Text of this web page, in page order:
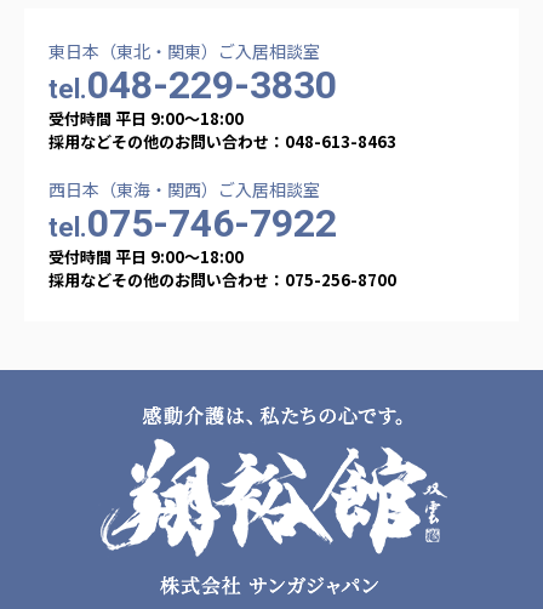
Angkor-Japan Friendship International
Hospital
クヴィアン小学校・カンボジア日本友好共生クヴ
ィアン中学校
NGO共生の家
G-COM JOINT STOCK COMPANY
海外子会社・合弁会社
広州谷豊園
東日本（東北・関東）ご入居相談室
tel.048-229-3830
受付時間 平日 9:00〜18:00
採用などその他のお問い合わせ：048-613-8463
西日本（東海・関西）ご入居相談室
tel.075-746-7922
受付時間 平日 9:00〜18:00
採用などその他のお問い合わせ：075-256-8700